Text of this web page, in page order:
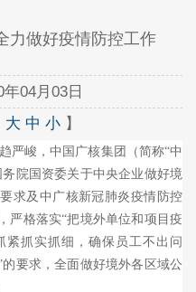
力做好疫情防控工作
年04月03日
大 中 小】
严峻，中国广核集团（简称“中
院国资委关于中央企业做好境
求及中广核新冠肺炎疫情防控
严格落实“把境外单位和项目疫
紧抓实抓细，确保员工不出问
要求，全面做好境外各区域公